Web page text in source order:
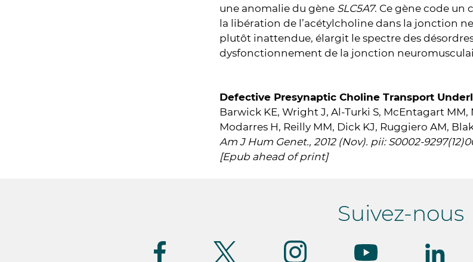
une anomalie du gène SLC5A7. Ce gène code un
la libération de l’acétylcholine dans la jonction
plutôt inattendue, élargit le spectre des
dysfonctionnement de la jonction
Defective Presynaptic Choline Transport
Barwick KE, Wright J, Al-Turki S, McEntagart MM,
Modarres H, Reilly MM, Dick KJ, Ruggiero AM,
Am J Hum Genet., 2012 (Nov). pii: S0002-
[Epub ahead of print]
Suivez-nous